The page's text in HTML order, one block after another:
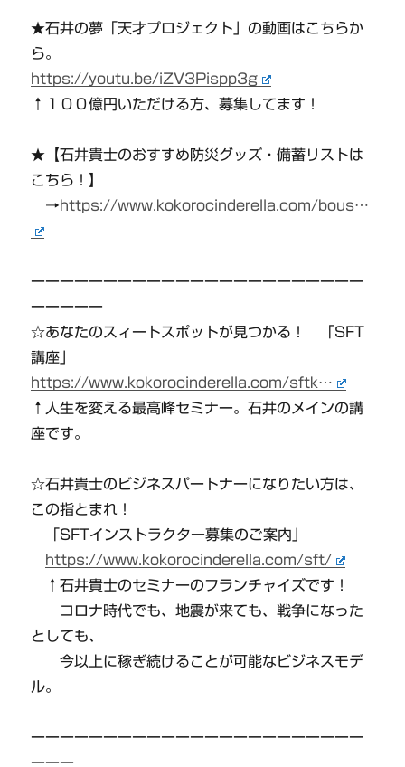
★石井の夢「天才プロジェクト」の動画はこちらか
ら。
https://youtu.be/iZV3Pispp3g
↑１００億円いただける方、募集してます！
★【石井貴士のおすすめ防災グッズ・備蓄リストは
こちら！】
→https://www.kokorocinderella.com/bous…
ーーーーーーーーーーーーーーーーーーーーーーー
ーーーーー
☆あなたのスィートスポットが見つかる！ 「SFT
講座」
https://www.kokorocinderella.com/sftk…
↑人生を変える最高峰セミナー。石井のメインの講
座です。
☆石井貴士のビジネスパートナーになりたい方は、
この指とまれ！
「SFTインストラクター募集のご案内」
https://www.kokorocinderella.com/sft/
↑石井貴士のセミナーのフランチャイズです！
コロナ時代でも、地震が来ても、戦争になった
としても、
今以上に稼ぎ続けることが可能なビジネスモデ
ル。
ーーーーーーーーーーーーーーーーーーーーーーー
ーーー